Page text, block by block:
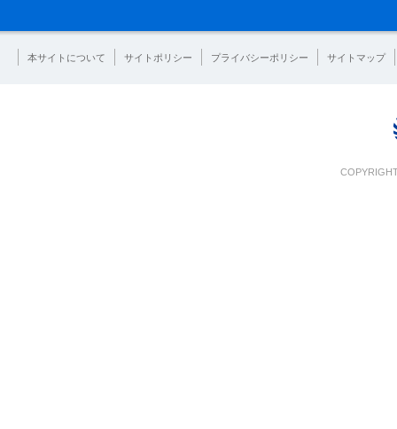
本サイトについて サイトポリシー プライバシーポリシー サイトマップ